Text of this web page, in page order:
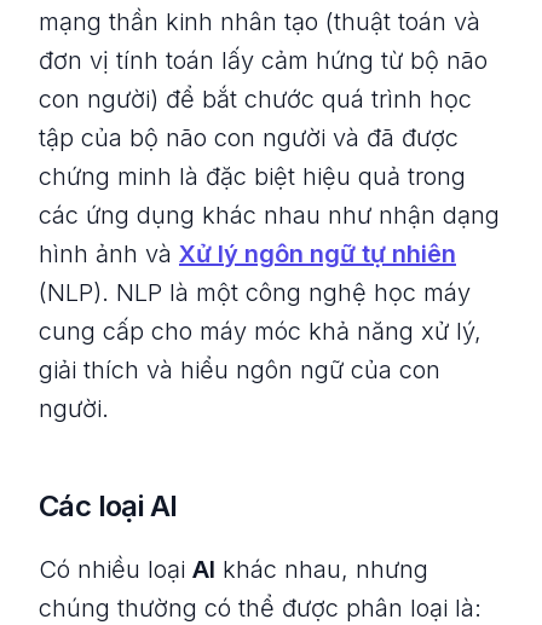
mạng thần kinh nhân tạo (thuật toán và
đơn vị tính toán lấy cảm hứng từ bộ não
con người) để bắt chước quá trình học
tập của bộ não con người và đã được
chứng minh là đặc biệt hiệu quả trong
các ứng dụng khác nhau như nhận dạng
hình ảnh và Xử lý ngôn ngữ tự nhiên
(NLP). NLP là một công nghệ học máy
cung cấp cho máy móc khả năng xử lý,
giải thích và hiểu ngôn ngữ của con
người.
Các loại AI
Có nhiều loại AI khác nhau, nhưng
chúng thường có thể được phân loại là: